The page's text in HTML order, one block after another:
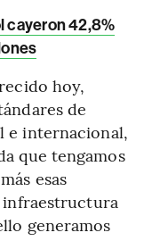
cayeron 42,8%
hoy,
de
e internacional,
que tengamos
esas
infraestructura
generamos